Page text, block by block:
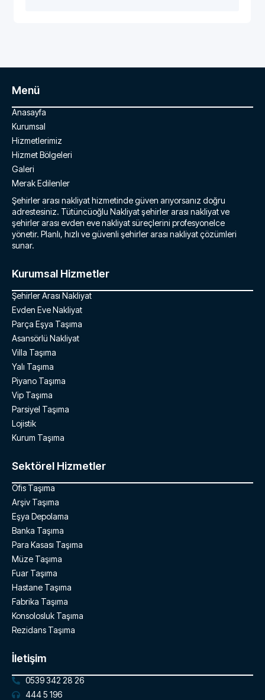
Menü
Anasayfa
Kurumsal
Hizmetlerimiz
Hizmet Bölgeleri
Galeri
Merak Edilenler
Şehirler arası nakliyat hizmetinde güven arıyorsanız doğru
adrestesiniz. Tütüncüoğlu Nakliyat şehirler arası nakliyat ve
şehirler arası evden eve nakliyat süreçlerini profesyonelce
yönetir. Planlı, hızlı ve güvenli şehirler arası nakliyat çözümleri
sunar.
Kurumsal Hizmetler
Şehirler Arası Nakliyat
Evden Eve Nakliyat
Parça Eşya Taşıma
Asansörlü Nakliyat
Villa Taşıma
Yalı Taşıma
Piyano Taşıma
Vip Taşıma
Parsiyel Taşıma
Lojistik
Kurum Taşıma
Sektörel Hizmetler
Ofis Taşıma
Arşiv Taşıma
Eşya Depolama
Banka Taşıma
Para Kasası Taşıma
Müze Taşıma
Fuar Taşıma
Hastane Taşıma
Fabrika Taşıma
Konsolosluk Taşıma
Rezidans Taşıma
İletişim
0539 342 28 26
444 5 196